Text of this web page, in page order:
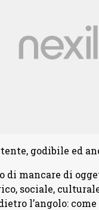
godibile ed
di mancare di
sociale,
l’angolo: